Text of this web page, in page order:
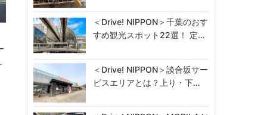
＜Drive! NIPPON＞千葉のおす
すめ観光スポット22選！ 定…
＜Drive! NIPPON＞談合坂サー
ビスエリアとは？上り・下…